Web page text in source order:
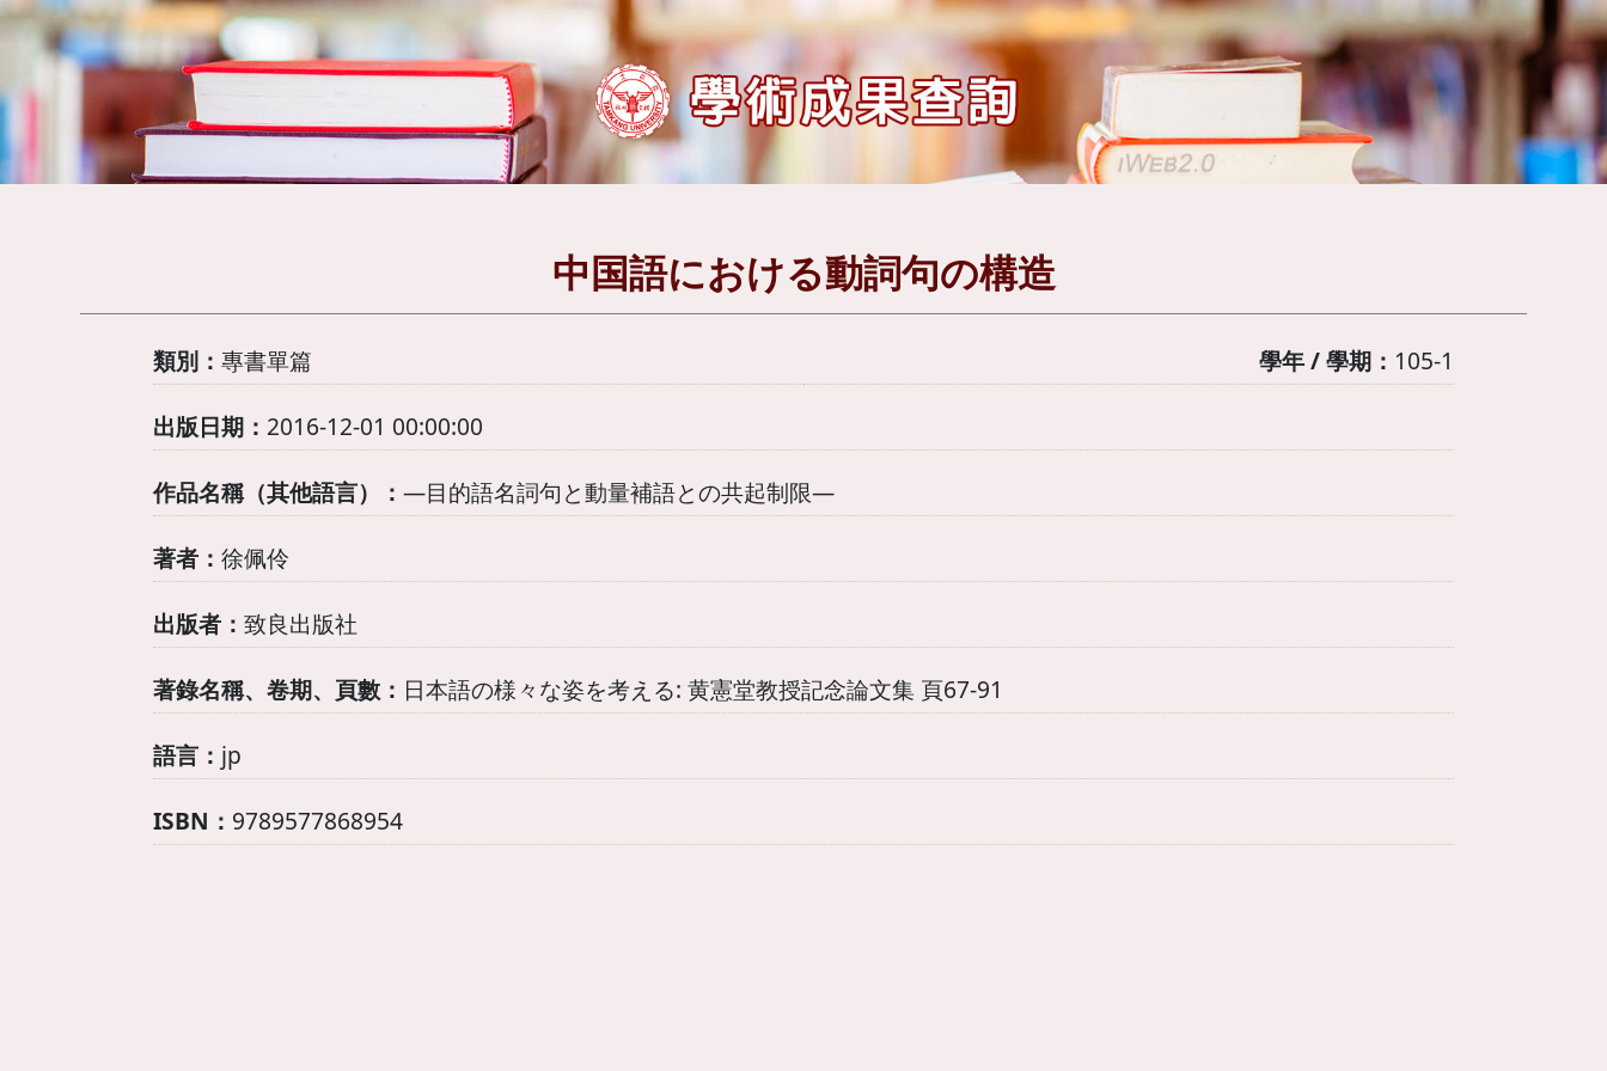
中国語における動詞句の構造
類別： 專書單篇 學年 / 學期： 105-1
出版日期： 2016-12-01 00:00:00
作品名稱（其他語言）： ―目的語名詞句と動量補語との共起制限―
著者： 徐佩伶
出版者： 致良出版社
著錄名稱、卷期、頁數： 日本語の様々な姿を考える: 黄憲堂教授記念論文集 頁67-91
語言： jp
ISBN： 9789577868954